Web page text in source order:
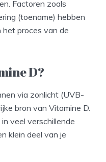
Factoren zoals
(toename) hebben
proces van de
D?
via zonlicht (UVB-
bron van Vitamine D.
veel verschillende
klein deel van je